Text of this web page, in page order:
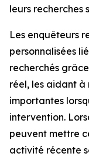
leurs recherches
Les enquêteurs
personnalisées
recherchés
réel, les aidant
importantes
intervention.
peuvent mettre
activité récente